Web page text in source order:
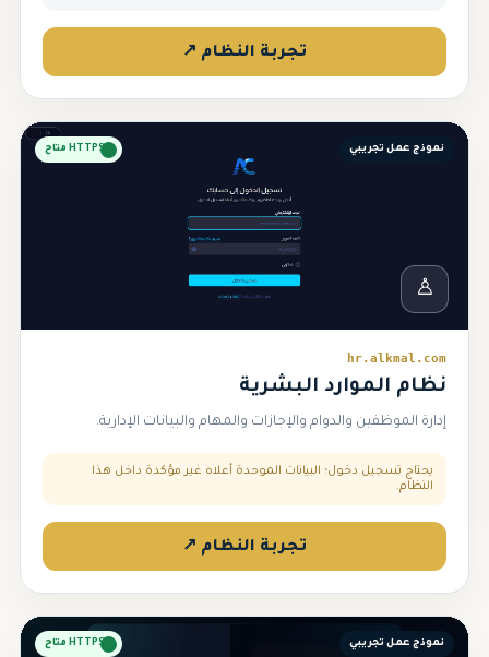
تجربة النظام ↗
نموذج عمل تجريبي HTTPS متاح
♙
hr.alkmal.com
نظام الموارد البشرية
إدارة الموظفين والدوام والإجازات والمهام والبيانات الإدارية.
يحتاج تسجيل دخول؛ البيانات الموحدة أعلاه غير مؤكدة داخل هذا
النظام.
تجربة النظام ↗
نموذج عمل تجريبي HTTPS متاح